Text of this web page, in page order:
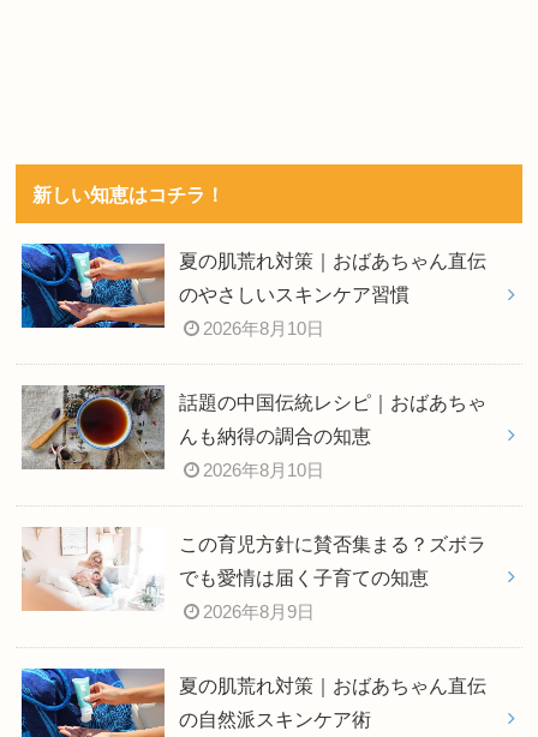
新しい知恵はコチラ！
夏の肌荒れ対策｜おばあちゃん直伝
のやさしいスキンケア習慣
2026年8月10日
話題の中国伝統レシピ｜おばあちゃ
んも納得の調合の知恵
2026年8月10日
この育児方針に賛否集まる？ズボラ
でも愛情は届く子育ての知恵
2026年8月9日
夏の肌荒れ対策｜おばあちゃん直伝
の自然派スキンケア術